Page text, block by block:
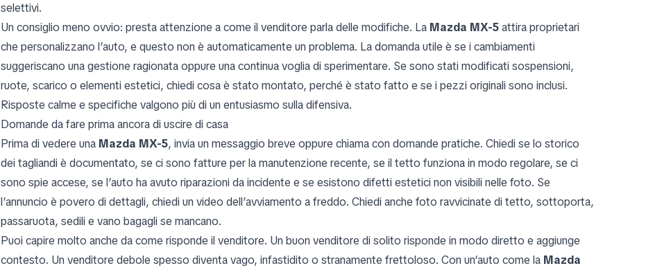
selettivi.
Un consiglio meno ovvio: presta attenzione a come il venditore parla delle modifiche. La Mazda MX-5attira proprietari
che personalizzano l’auto, e questo non è automaticamente un problema. La domanda utile è se i cambiamenti
suggeriscano una gestione ragionata oppure una continua voglia di sperimentare. Se sono stati modificati sospensioni,
ruote, scarico o elementi estetici, chiedi cosa è stato montato, perché è stato fatto e se i pezzi originali sono inclusi.
Risposte calme e specifiche valgono più di un entusiasmo sulla difensiva.
Domande da fare prima ancora di uscire di casa
Prima di vedere una Mazda MX-5, invia un messaggio breve oppure chiama con domande pratiche. Chiedi se lo storico
dei tagliandi è documentato, se ci sono fatture per la manutenzione recente, se il tetto funziona in modo regolare, se ci
sono spie accese, se l’auto ha avuto riparazioni da incidente e se esistono difetti estetici non visibili nelle foto. Se
l’annuncio è povero di dettagli, chiedi un video dell’avviamento a freddo. Chiedi anche foto ravvicinate di tetto, sottoporta,
passaruota, sedili e vano bagagli se mancano.
Puoi capire molto anche da come risponde il venditore. Un buon venditore di solito risponde in modo diretto e aggiunge
contesto. Un venditore debole spesso diventa vago, infastidito o stranamente frettoloso. Con un’auto come la Mazda